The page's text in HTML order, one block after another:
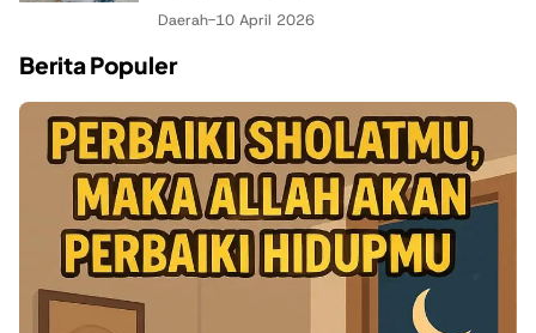
Daerah-10 April 2026
Berita Populer